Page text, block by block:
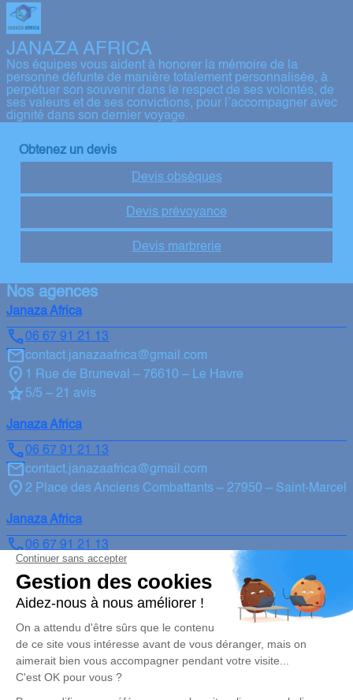
JANAZA AFRICA
Nos équipes vous aident à honorer la mémoire de la
personne défunte de manière totalement personnalisée, à
perpétuer son souvenir dans le respect de ses volontés, de
ses valeurs et de ses convictions, pour l’accompagner avec
dignité dans son dernier voyage.
Obtenez un devis
Devis obsèques
Devis prévoyance
Devis marbrerie
Nos agences
Janaza Africa
06 67 91 21 13
contact.janazaafrica@gmail.com
1 Rue de Bruneval – 76610 – Le Havre
5/5 – 21 avis
Janaza Africa
06 67 91 21 13
contact.janazaafrica@gmail.com
2 Place des Anciens Combattants – 27950 – Saint-Marcel
Janaza Africa
06 67 91 21 13
contact.janazaafrica@gmail.com
4 Avenue Gabriel Péri – 78190 – Trappes
5/5 – 1 avis
Nos Services
Monuments funéraires
Services aux familles
Liens utiles
Demande de rendez-vous en